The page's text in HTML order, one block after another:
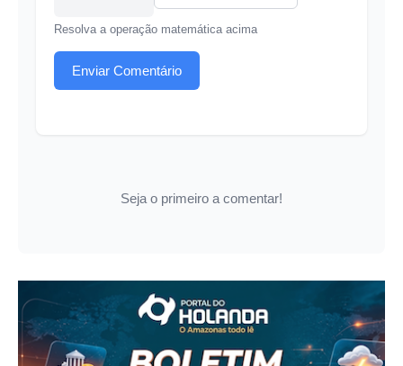
Resolva a operação matemática acima
Enviar Comentário
Seja o primeiro a comentar!